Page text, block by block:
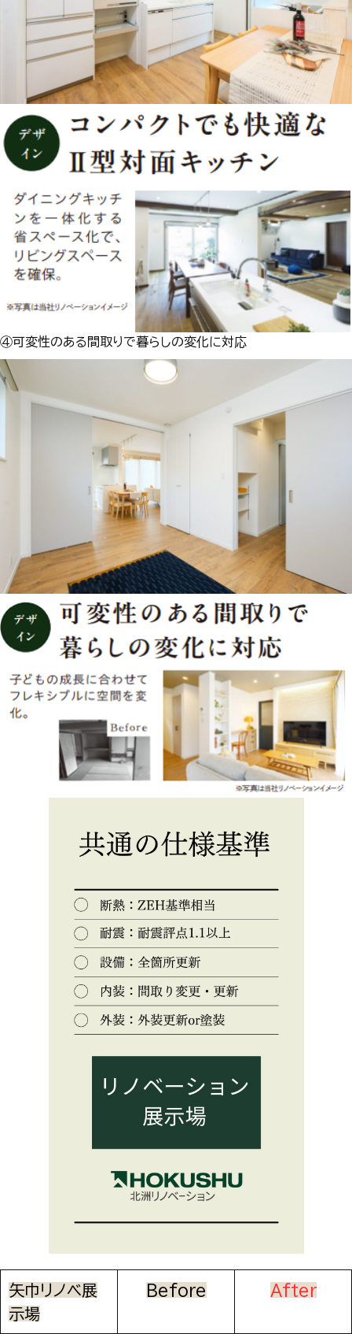
④可変性のある間取りで暮らしの変化に対応
矢巾リノベ展
示場
Before After